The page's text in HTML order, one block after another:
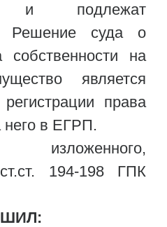
и подлежат
Решение суда о
собственности на
является
права
него в ЕГРП.
194-198 ГПК